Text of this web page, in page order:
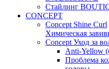
Стайлинг
CONCEPT
Concept Shine Curl
Химическая
Concept Уход за
Anti-Yellow
Проблема